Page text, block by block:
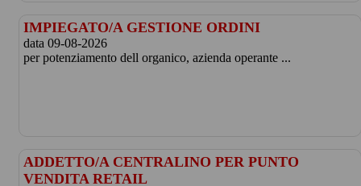
IMPIEGATO/A GESTIONE ORDINI
data 09-08-2026
per potenziamento dell organico, azienda operante ...
ADDETTO/A CENTRALINO PER PUNTO
VENDITA RETAIL